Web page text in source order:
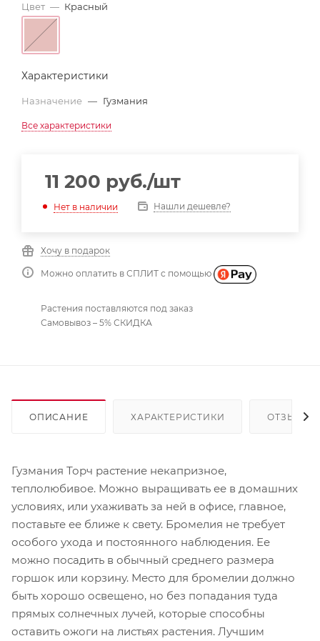
Цвет — Красный
Характеристики
Назначение — Гузмания
Все характеристики
11 200 руб./шт
Нет в наличии Нашли дешевле?
Хочу в подарок
Можно оплатить в СПЛИТ с помощью
Растения поставляются под заказ
Самовывоз – 5% СКИДКА
ОПИСАНИЕ ХАРАКТЕРИСТИКИ ОТЗЫВЫ
Гузмания Торч растение некапризное,
теплолюбивое. Можно выращивать ее в домашних
условиях, или ухаживать за ней в офисе, главное,
поставьте ее ближе к свету. Бромелия не требует
особого ухода и постоянного наблюдения. Ее
можно посадить в обычный среднего размера
горшок или корзину. Место для бромелии должно
быть хорошо освещено, но без попадания туда
прямых солнечных лучей, которые способны
оставить ожоги на листьях растения. Лучшим